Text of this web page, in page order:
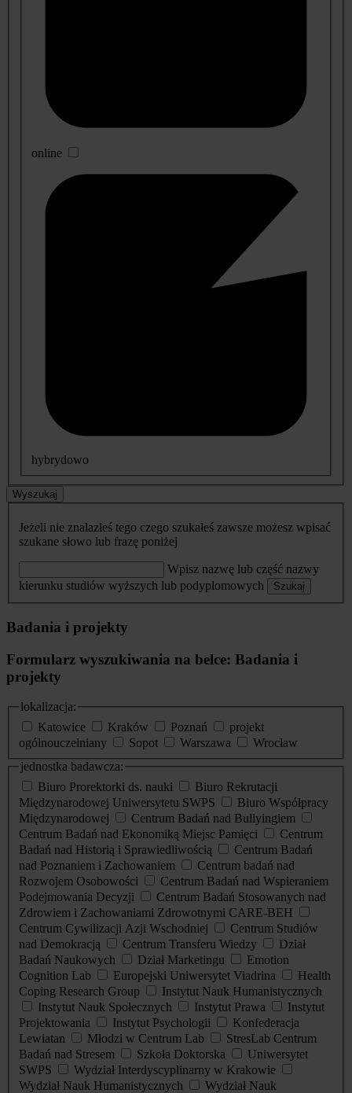
online
hybrydowo
Wyszukaj
Jeżeli nie znalazłeś tego czego szukałeś zawsze możesz wpisać
szukane słowo lub frazę poniżej
Wpisz nazwę lub część nazwy
kierunku studiów wyższych lub podyplomowych
Szukaj
Badania i projekty
Formularz wyszukiwania na belce: Badania i
projekty
lokalizacja:
Katowice
Kraków Poznań
projekt
ogólnouczelniany
Sopot Warszawa
Wrocław
jednostka badawcza:
Biuro Prorektorki ds. nauki
Biuro Rekrutacji
Międzynarodowej Uniwersytetu SWPS
Biuro Współpracy
Międzynarodowej
Centrum Badań nad Bullyingiem
Centrum Badań nad Ekonomiką Miejsc Pamięci
Centrum
Badań nad Historią i Sprawiedliwością
Centrum Badań
nad Poznaniem i Zachowaniem
Centrum badań nad
Rozwojem Osobowości
Centrum Badań nad Wspieraniem
Podejmowania Decyzji
Centrum Badań Stosowanych nad
Zdrowiem i Zachowaniami Zdrowotnymi CARE-BEH
Centrum Cywilizacji Azji Wschodniej
Centrum Studiów
nad Demokracją
Centrum Transferu Wiedzy
Dział
Badań Naukowych
Dział Marketingu
Emotion
Cognition Lab
Europejski Uniwersytet Viadrina
Health
Coping Research Group
Instytut Nauk Humanistycznych
Instytut Nauk Społecznych
Instytut Prawa
Instytut
Projektowania
Instytut Psychologii
Konfederacja
Lewiatan
Młodzi w Centrum Lab
StresLab Centrum
Badań nad Stresem
Szkoła Doktorska
Uniwersytet
SWPS
Wydział Interdyscyplinarny w Krakowie
Wydział Nauk Humanistycznych
Wydział Nauk